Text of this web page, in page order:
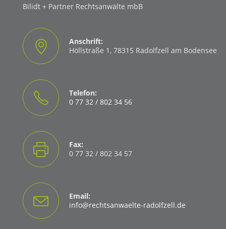
Bilidt + Partner Rechtsanwälte mbB
Anschrift:
Höllstraße 1, 78315 Radolfzell am Bodensee
Telefon:
0 77 32 / 802 34 56
application
Fax:
0 77 32 / 802 34 57
Email:
info@rechtsanwaelte-radolfzell.de